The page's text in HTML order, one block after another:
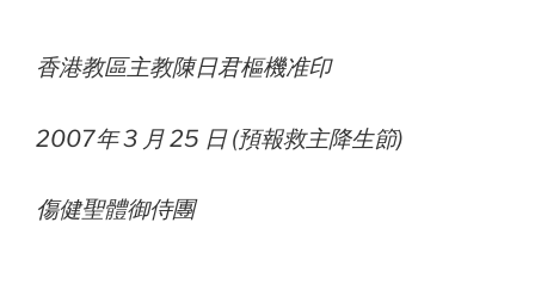
香港教區主教陳日君樞機准印
2007年 3 月 25 日 (預報救主降生節)
傷健聖體御侍團